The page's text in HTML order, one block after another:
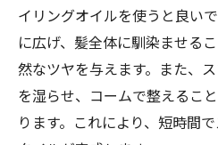
イリングオイルを使うと良い
に広げ、髪全体に馴染ませる
然なツヤを与えます。また、
を湿らせ、コームで整えるこ
ります。これにより、短時間